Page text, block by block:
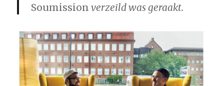
Soumission verzeild was geraakt.